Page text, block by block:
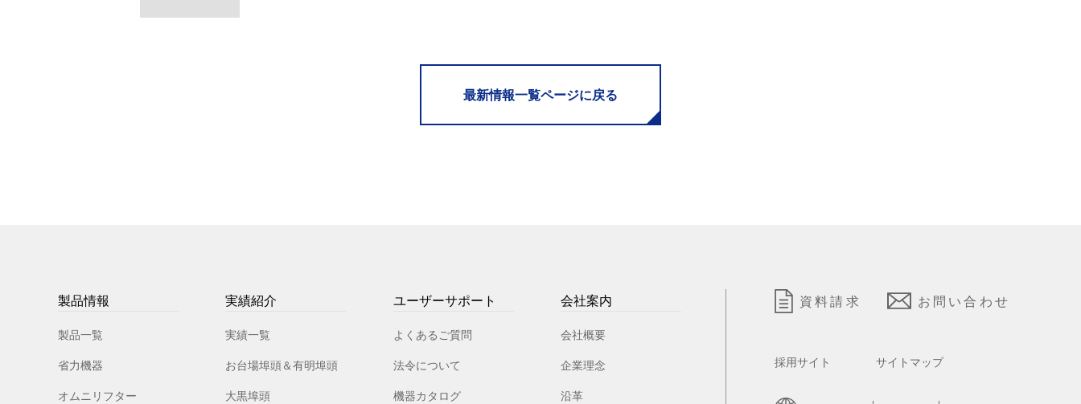
最新情報一覧ページに戻る
製品情報
製品一覧
省力機器
オムニリフター
実績紹介
実績一覧
お台場埠頭＆有明埠頭
大黒埠頭
ユーザーサポート
よくあるご質問
法令について
機器カタログ
会社案内
会社概要
企業理念
沿革
資料請求 お問い合わせ
採用サイト サイトマップ